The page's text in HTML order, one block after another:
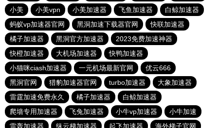
小美
小美vpn 小美加速器 飞鱼加速器
白鲸加速器
蚂蚁vp加速器官网
黑洞加速下载器官网
快联加速器
橘子加速器
黑洞官方加速器
2023免费加速神器
快橙加速器
大机场加速器
快鸭加速器
小猫咪ciash加速器
一元机场最新官网
优云666
黑洞官网
猎豹加速器官网 turbo加速器
大象加速器
雷霆加速免费永久
橘子加速器
白鲸加速器
爬墙专用加速器
飞兔加速器 小牛vp加速器
小牛加速
雷轰加速器
纵云梯加速器 起飞加速器 海外梯子官网